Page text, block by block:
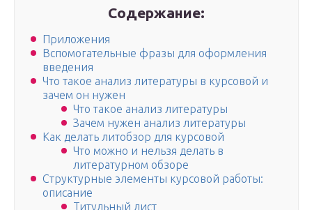
Содержание:
Приложения
Вспомогательные фразы для оформления
введения
Что такое анализ литературы в курсовой и
зачем он нужен
Что такое анализ литературы
Зачем нужен анализ литературы
Как делать литобзор для курсовой
Что можно и нельзя делать в
литературном обзоре
Структурные элементы курсовой работы:
описание
Титульный лист